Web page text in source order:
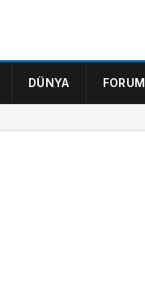
DÜNYA FORUM